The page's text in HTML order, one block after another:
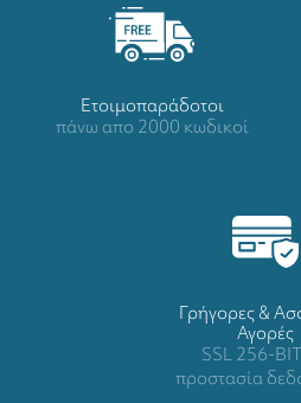
Ετοιμοπαράδοτοι
πάνω απο 2000 κωδικοί
Γρήγορες &
Αγορές
SSL 256-
προστασία